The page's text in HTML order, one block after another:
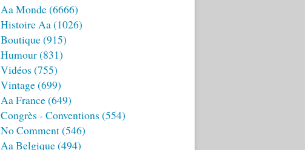
Aa Monde(6666)
Histoire Aa(1026)
Boutique(915)
Humour(831)
Vidéos (755)
Vintage(699)
Aa France(649)
Congrès - Conventions (554)
No Comment(546)
Aa Belgique(494)